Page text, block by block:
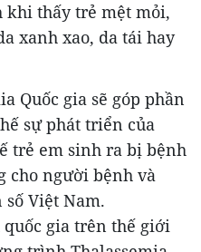
khi thấy trẻ mệt mỏi,
xanh xao, da tái hay
Quốc gia sẽ góp phần
sự phát triển của
trẻ em sinh ra bị bệnh
cho người bệnh và
Việt Nam.
gia trên thế giới